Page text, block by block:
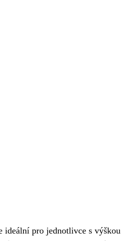
ideální pro jednotlivce s výškou